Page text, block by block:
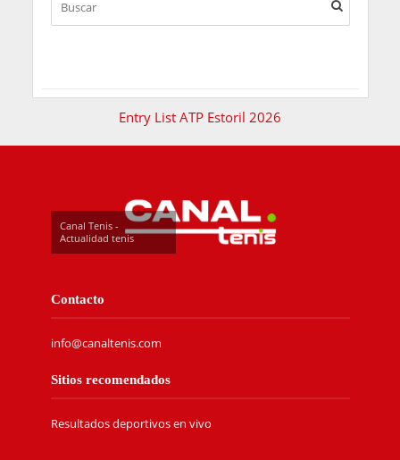
Entry List ATP Estoril 2026
Canal Tenis -
Actualidad tenis
Contacto
info@canaltenis.com
Sitios recomendados
Resultados deportivos en vivo